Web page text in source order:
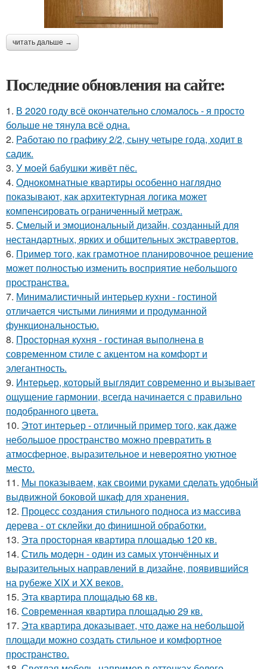
читать дальше →
Последние обновления на сайте:
1. В 2020 году всё окончательно сломалось - я просто
больше не тянула всё одна.
2. Работаю по графику 2/2, сыну четыре года, ходит в
садик.
3. У моей бабушки живёт пёс.
4. Однокомнатные квартиры особенно наглядно
показывают, как архитектурная логика может
компенсировать ограниченный метраж.
5. Смелый и эмоциональный дизайн, созданный для
нестандартных, ярких и общительных экстравертов.
6. Пример того, как грамотное планировочное решение
может полностью изменить восприятие небольшого
пространства.
7. Минималистичный интерьер кухни - гостиной
отличается чистыми линиями и продуманной
функциональностью.
8. Просторная кухня - гостиная выполнена в
современном стиле с акцентом на комфорт и
элегантность.
9. Интерьер, который выглядит современно и вызывает
ощущение гармонии, всегда начинается с правильно
подобранного цвета.
10. Этот интерьер - отличный пример того, как даже
небольшое пространство можно превратить в
атмосферное, выразительное и невероятно уютное
место.
11. Мы показываем, как своими руками сделать удобный
выдвижной боковой шкаф для хранения.
12. Процесс создания стильного подноса из массива
дерева - от склейки до финишной обработки.
13. Эта просторная квартира площадью 120 кв.
14. Стиль модерн - один из самых утончённых и
выразительных направлений в дизайне, появившийся
на рубеже XIX и XX веков.
15. Эта квартира площадью 68 кв.
16. Современная квартира площадью 29 кв.
17. Эта квартира доказывает, что даже на небольшой
площади можно создать стильное и комфортное
пространство.